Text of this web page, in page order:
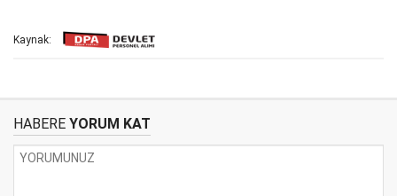
Kaynak:
HABERE YORUM KAT